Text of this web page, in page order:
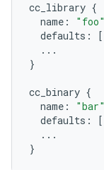
cc_library {
name : "foo"
defaults : [
...
}
cc_binary {
name : "bar"
defaults : [
...
}